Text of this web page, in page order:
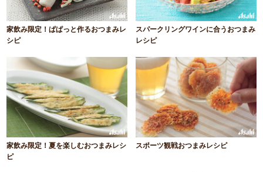
家飲み限定！ぱぱっと作るおつまみレ
シピ
スパークリングワインに合うおつまみ
レシピ
家飲み限定！夏を楽しむおつまみレシ
ピ
スポーツ観戦おつまみレシピ